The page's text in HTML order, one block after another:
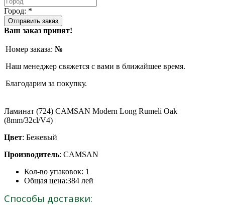
Город: *
Ваш заказ принят!
Номер заказа: №
Наш менеджер свяжется с вами в ближайшее время.
Благодарим за покупку.
Ламинат (724) CAMSAN Modern Long Rumeli Oak
(8mm/32cl/V4)
Цвет: Бежевый
Производитель: CAMSAN
Кол-во упаковок: 1
Общая цена:384 лей
Способы доставки: